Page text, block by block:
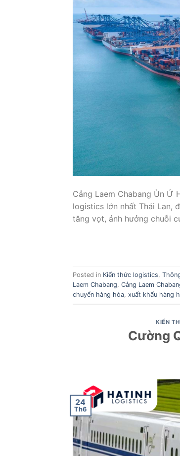
Cảng Laem Chabang Ùn Ứ
logistics lớn nhất Thái Lan,
tăng vọt, ảnh hưởng chuỗi
Posted in Kiến thức logistics,
Laem Chabang, Cảng Laem
chuyển hàng hóa, xuất khẩu hàng
KIẾN
Cường
24
Th6